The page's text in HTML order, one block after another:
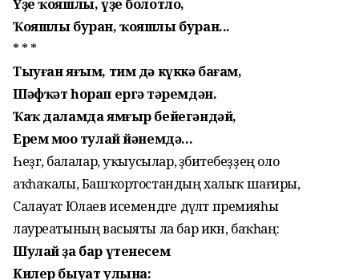
Үҙе ҡояшлы, үҙе болотло,
Ҡояшлы буран, ҡояшлы буран...
* * *
Тыуған яғым, тим дә күккә бағам,
Шәфҡәт һорап ергә тәңремдән.
Ҡаҡ даламда ямғыр бейегәндәй,
Ерем моңо тулай йәнемдә...
Һеҙгә, балалар, уҡыусылар, әҙәбиәтебеҙҙең оло
аҡһаҡалы, Башҡортостандың халыҡ шағиры,
Салауат Юлаев исемендәге дәүләт премияһы
лауреатының васыяты ла бар икән, баҡһаң:
Шулай ҙа бар үтенесем
Килер быуат улына: